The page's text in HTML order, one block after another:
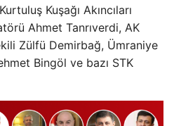
Kuşağı Akıncıları
Ahmet Tanrıverdi, AK
Zülfü Demirbağ, Ümraniye
Bingöl ve bazı STK